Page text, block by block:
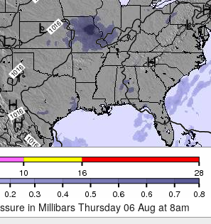
in Millibars Thursday 06 Aug at 8am